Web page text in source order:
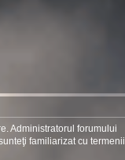
Administratorul forumului
familiarizat cu termenii